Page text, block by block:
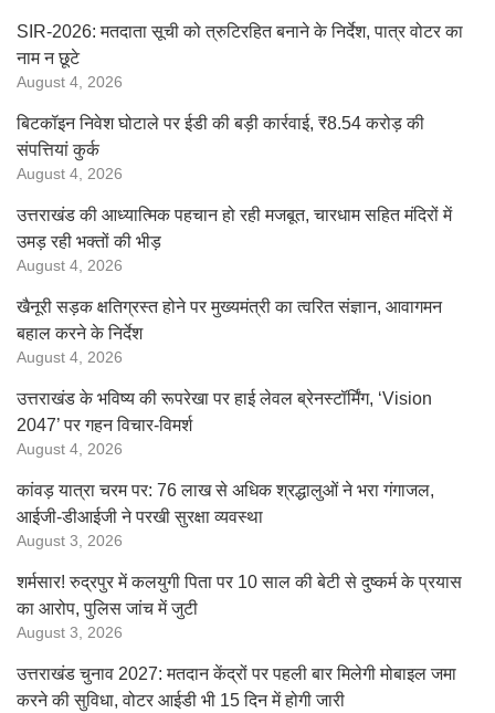
SIR-2026: मतदाता सूची को त्रुटिरहित बनाने के निर्देश, पात्र वोटर का
नाम न छूटे
August 4, 2026
बिटकॉइन निवेश घोटाले पर ईडी की बड़ी कार्रवाई, ₹8.54 करोड़ की
संपत्तियां कुर्क
August 4, 2026
उत्तराखंड की आध्यात्मिक पहचान हो रही मजबूत, चारधाम सहित मंदिरों में
उमड़ रही भक्तों की भीड़
August 4, 2026
खैनूरी सड़क क्षतिग्रस्त होने पर मुख्यमंत्री का त्वरित संज्ञान, आवागमन
बहाल करने के निर्देश
August 4, 2026
उत्तराखंड के भविष्य की रूपरेखा पर हाई लेवल ब्रेनस्टॉर्मिंग, ‘Vision
2047’ पर गहन विचार-विमर्श
August 4, 2026
कांवड़ यात्रा चरम पर: 76 लाख से अधिक श्रद्धालुओं ने भरा गंगाजल,
आईजी-डीआईजी ने परखी सुरक्षा व्यवस्था
August 3, 2026
शर्मसार! रुद्रपुर में कलयुगी पिता पर 10 साल की बेटी से दुष्कर्म के प्रयास
का आरोप, पुलिस जांच में जुटी
August 3, 2026
उत्तराखंड चुनाव 2027: मतदान केंद्रों पर पहली बार मिलेगी मोबाइल जमा
करने की सुविधा, वोटर आईडी भी 15 दिन में होगी जारी